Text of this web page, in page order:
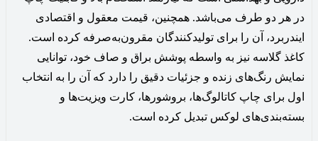
در هر دو طرف می‌باشد. همچنین، قیمت معقول و اقتصادی
ایندربرد، آن را برای تولیدکنندگان مقرون‌به‌صرفه کرده است.
کاغذ گلاسه نیز به واسطه پوشش براق و صاف خود، توانایی
نمایش رنگ‌های زنده و جزئیات دقیق را دارد که آن را به انتخاب
اول برای چاپ کاتالوگ‌ها، بروشورها، کارت ویزیت‌ها و
بسته‌بندی‌های لوکس تبدیل کرده است.